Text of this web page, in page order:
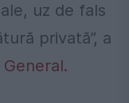
uz de fals
privată”, a